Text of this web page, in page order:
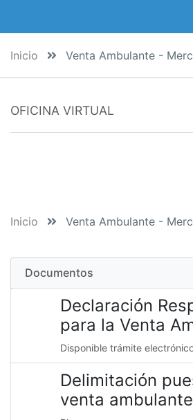
Inicio Venta Ambulante -
OFICINA VIRTUAL
Inicio Venta Ambulante -
Documentos
Declaración
para la Venta
Disponible trámite
Delimitación
venta ambulante